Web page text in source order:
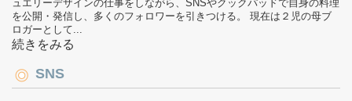
ュエリーデザインの仕事をしながら、SNSやクックパッドで自身の料理
を公開・発信し、多くのフォロワーを引きつける。 現在は２児の母ブ
ロガーとして...
続きをみる
SNS